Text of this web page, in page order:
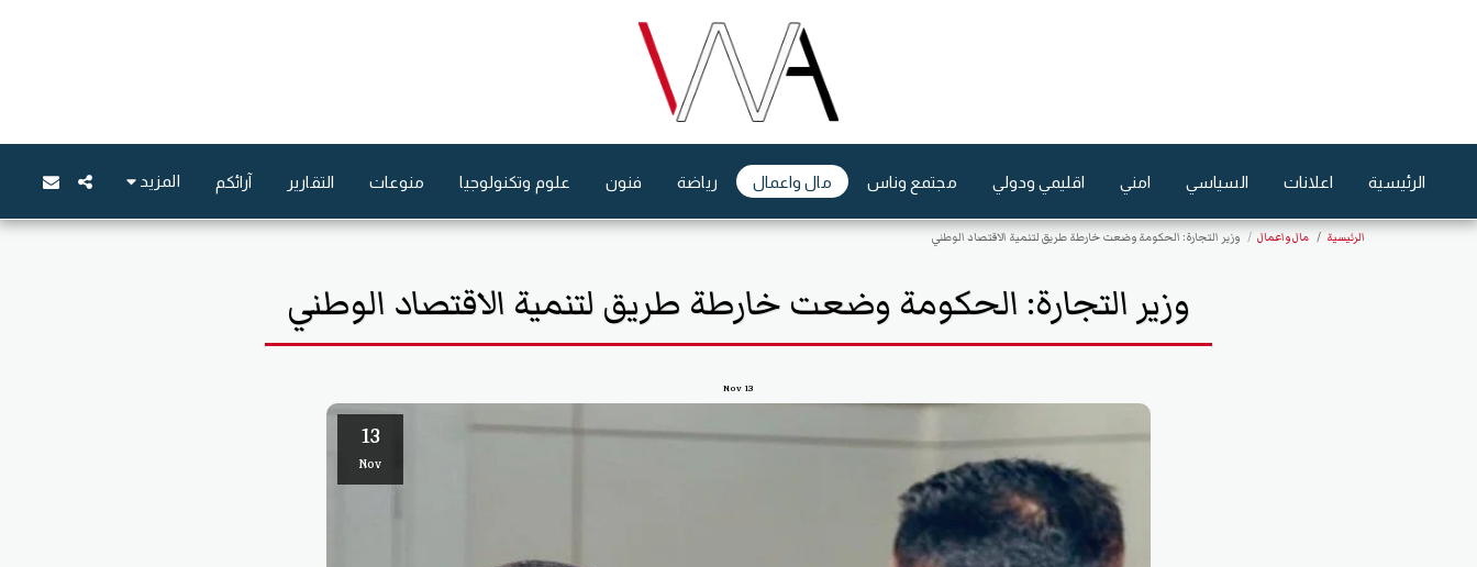
الرئيسية اعلانات السياسي امني اقليمي ودولي مجتمع وناس مال واعمال رياضة فنون علوم وتكنولوجيا منوعات التقارير آرائكم المزيد
الرئيسية مال واعمال وزير التجارة: الحكومة وضعت خارطة طريق لتنمية الاقتصاد الوطني
وزير التجارة: الحكومة وضعت خارطة طريق لتنمية الاقتصاد الوطني
13
Nov
13
Nov